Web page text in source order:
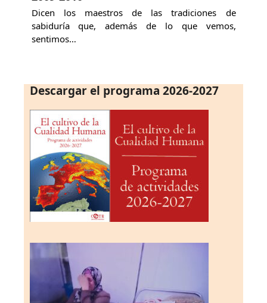
Dicen los maestros de las tradiciones de
sabiduría que, además de lo que vemos,
sentimos…
Descargar el programa 2026-2027